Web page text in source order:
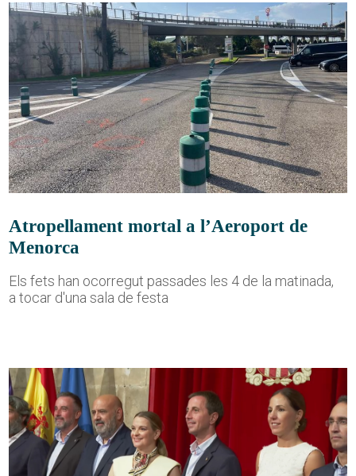
Atropellament mortal a l’Aeroport de
Menorca
Els fets han ocorregut passades les 4 de la matinada,
a tocar d'una sala de festa